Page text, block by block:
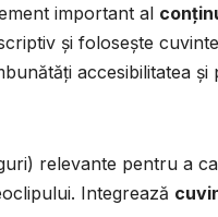
important al
și folosește
accesibilitatea
relevante pentru a
Integrează